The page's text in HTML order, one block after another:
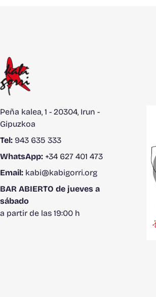
Peña kalea, 1 - 20304, Irun -
Gipuzkoa
Tel: 943 635 333
WhatsApp: +34 627 401 473
Email: kabi@kabigorri.org
BAR ABIERTO de jueves a
sábado
a partir de las 19:00 h